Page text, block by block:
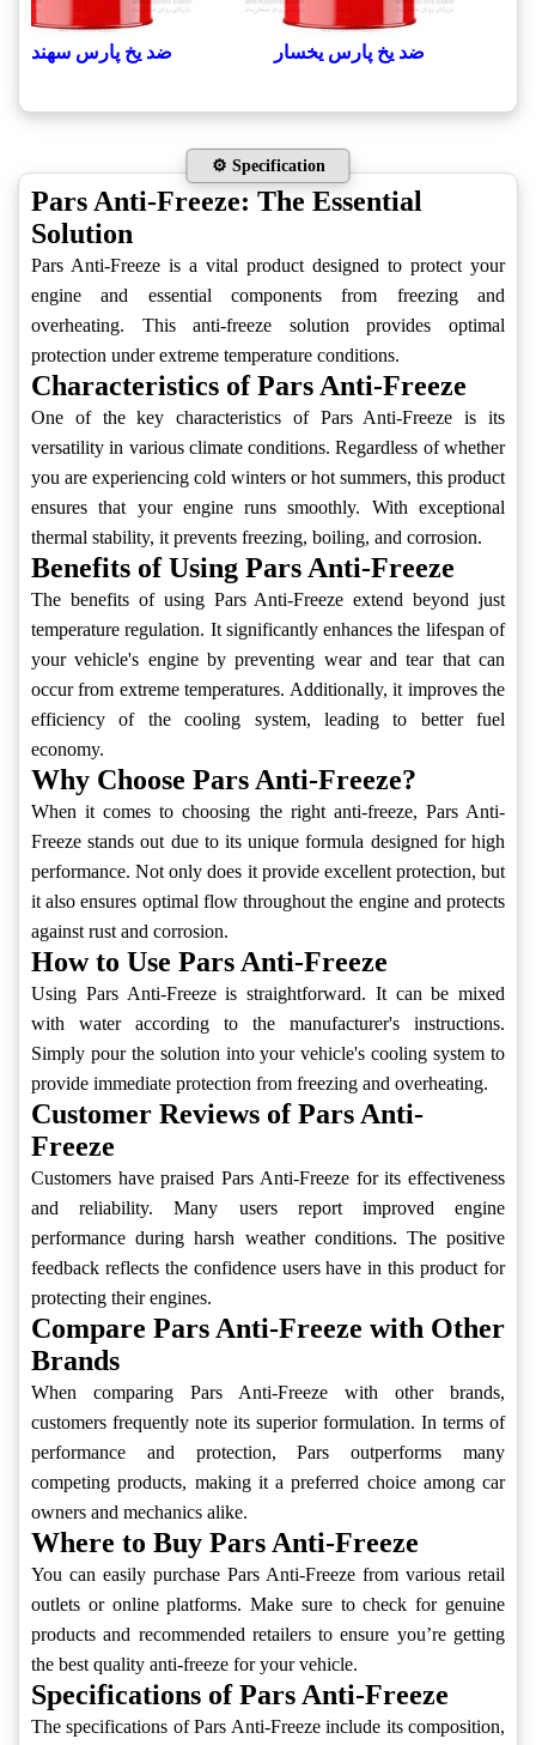
ضد یخ پارس یخسار ضد یخ پارس سهند NF
⚙️ Specification
Pars Anti-Freeze: The Essential
Solution
Pars Anti-Freeze is a vital product designed to protect your
engine and essential components from freezing and
overheating. This anti-freeze solution provides optimal
protection under extreme temperature conditions.
Characteristics of Pars Anti-Freeze
One of the key characteristics of Pars Anti-Freeze is its
versatility in various climate conditions. Regardless of whether
you are experiencing cold winters or hot summers, this product
ensures that your engine runs smoothly. With exceptional
thermal stability, it prevents freezing, boiling, and corrosion.
Benefits of Using Pars Anti-Freeze
The benefits of using Pars Anti-Freeze extend beyond just
temperature regulation. It significantly enhances the lifespan of
your vehicle's engine by preventing wear and tear that can
occur from extreme temperatures. Additionally, it improves the
efficiency of the cooling system, leading to better fuel
economy.
Why Choose Pars Anti-Freeze?
When it comes to choosing the right anti-freeze, Pars Anti-
Freeze stands out due to its unique formula designed for high
performance. Not only does it provide excellent protection, but
it also ensures optimal flow throughout the engine and protects
against rust and corrosion.
How to Use Pars Anti-Freeze
Using Pars Anti-Freeze is straightforward. It can be mixed
with water according to the manufacturer's instructions.
Simply pour the solution into your vehicle's cooling system to
provide immediate protection from freezing and overheating.
Customer Reviews of Pars Anti-
Freeze
Customers have praised Pars Anti-Freeze for its effectiveness
and reliability. Many users report improved engine
performance during harsh weather conditions. The positive
feedback reflects the confidence users have in this product for
protecting their engines.
Compare Pars Anti-Freeze with Other
Brands
When comparing Pars Anti-Freeze with other brands,
customers frequently note its superior formulation. In terms of
performance and protection, Pars outperforms many
competing products, making it a preferred choice among car
owners and mechanics alike.
Where to Buy Pars Anti-Freeze
You can easily purchase Pars Anti-Freeze from various retail
outlets or online platforms. Make sure to check for genuine
products and recommended retailers to ensure you’re getting
the best quality anti-freeze for your vehicle.
Specifications of Pars Anti-Freeze
The specifications of Pars Anti-Freeze include its composition,